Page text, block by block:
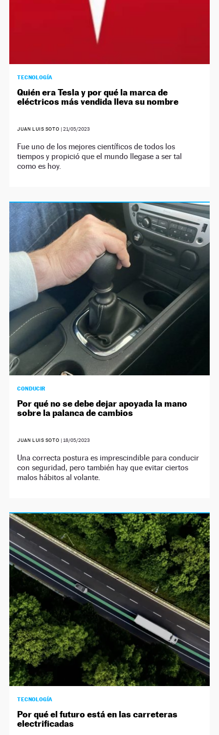
TECNOLOGÍA
Quién era Tesla y por qué la marca de
eléctricos más vendida lleva su nombre
JUAN LUIS SOTO | 21/05/2023
Fue uno de los mejores científicos de todos los
tiempos y propició que el mundo llegase a ser tal
como es hoy.
CONDUCIR
Por qué no se debe dejar apoyada la mano
sobre la palanca de cambios
JUAN LUIS SOTO | 18/05/2023
Una correcta postura es imprescindible para conducir
con seguridad, pero también hay que evitar ciertos
malos hábitos al volante.
TECNOLOGÍA
Por qué el futuro está en las carreteras
electrificadas